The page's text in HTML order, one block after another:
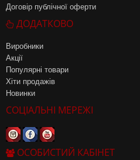
Договір публічної оферти
ДОДАТКОВО
Виробники
Акції
Популярні товари
Хіти продажів
Новинки
СОЦІАЛЬНІ МЕРЕЖІ
ОСОБИСТИЙ КАБІНЕТ